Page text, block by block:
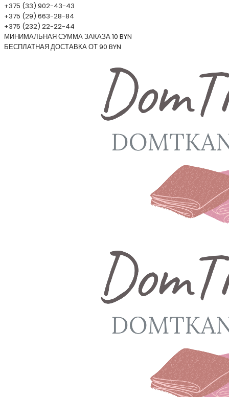
+375 (33) 902-43-43
+375 (29) 663-28-84
+375 (232) 22-22-44
МИНИМАЛЬНАЯ СУММА ЗАКАЗА 10 BYN
БЕСПЛАТНАЯ ДОСТАВКА ОТ 90 BYN